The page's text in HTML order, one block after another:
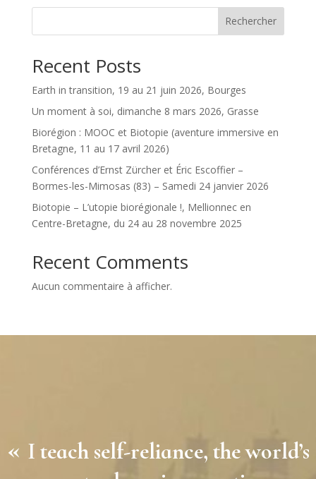
Rechercher
Recent Posts
Earth in transition, 19 au 21 juin 2026, Bourges
Un moment à soi, dimanche 8 mars 2026, Grasse
Biorégion : MOOC et Biotopie (aventure immersive en
Bretagne, 11 au 17 avril 2026)
Conférences d’Ernst Zürcher et Éric Escoffier –
Bormes-les-Mimosas (83) – Samedi 24 janvier 2026
Biotopie – L’utopie biorégionale !, Mellionnec en
Centre-Bretagne, du 24 au 28 novembre 2025
Recent Comments
Aucun commentaire à afficher.
« I teach self-reliance, the world’s